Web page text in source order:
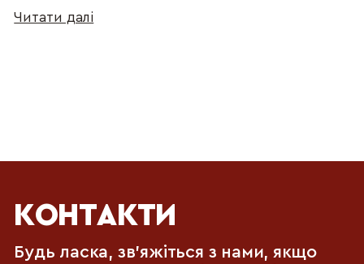
Читати далі
КОНТАКТИ
Будь ласка, зв'яжіться з нами, якщо